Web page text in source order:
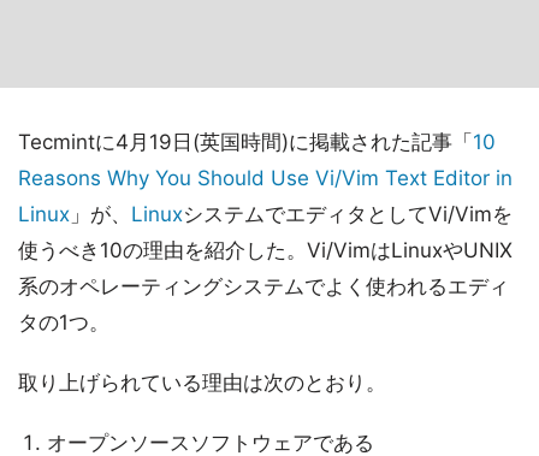
Tecmintに4月19日(英国時間)に掲載された記事「 10
Reasons Why You Should Use Vi/Vim Text Editor in
Linux 」が、 LinuxシステムでエディタとしてVi/Vimを
使うべき10の理由を紹介した。Vi/VimはLinuxやUNIX
系のオペレーティングシステムでよく使われるエディ
タの1つ。
取り上げられている理由は次のとおり。
オープンソースソフトウェアである